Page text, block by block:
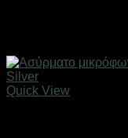
Quick View